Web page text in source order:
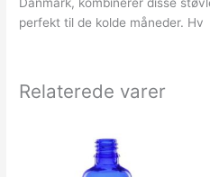
Danmark, kombinerer disse
perfekt til de kolde måneder. Hv
Relaterede varer